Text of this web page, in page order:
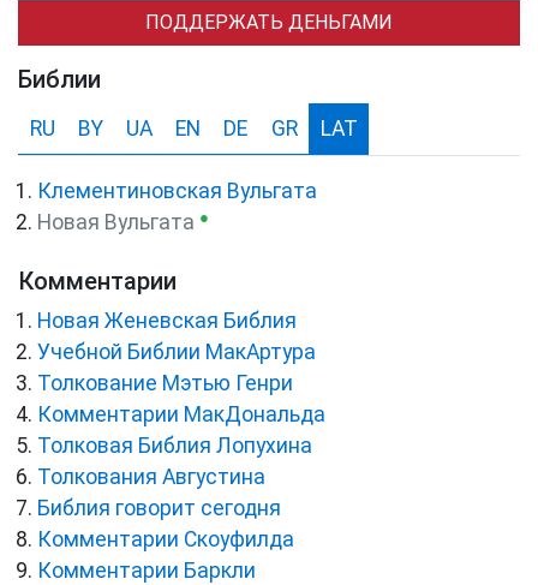
ПОДДЕРЖАТЬ ДЕНЬГАМИ
Библии
RU BY UA EN DE GR LAT
Клементиновская Вульгата
Новая Вульгата ●
Комментарии
Новая Женевская Библия
Учебной Библии МакАртура
Толкование Мэтью Генри
Комментарии МакДональда
Толковая Библия Лопухина
Толкования Августина
Библия говорит сегодня
Комментарии Скоуфилда
Комментарии Баркли